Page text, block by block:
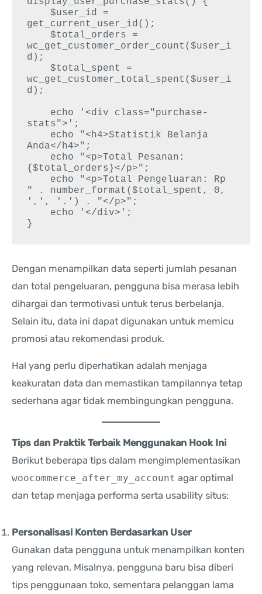
    $user_id =
get_current_user_id();
    $total_orders =
wc_get_customer_order_count($user_i
d);
    $total_spent =
wc_get_customer_total_spent($user_i
d);
stats">';
Anda</h4>";
{$total_orders}</p>";
" . number_format($total_spent, 0,
',', '.') . "</p>";
Dengan menampilkan data seperti jumlah pesanan
dan total pengeluaran, pengguna bisa merasa lebih
dihargai dan termotivasi untuk terus berbelanja.
Selain itu, data ini dapat digunakan untuk memicu
promosi atau rekomendasi produk.
Hal yang perlu diperhatikan adalah menjaga
keakuratan data dan memastikan tampilannya tetap
sederhana agar tidak membingungkan pengguna.
Tips dan Praktik Terbaik Menggunakan Hook Ini
Berikut beberapa tips dalam mengimplementasikan
woocommerce_after_my_account agar optimal
dan tetap menjaga performa serta usability situs:
Personalisasi Konten Berdasarkan User
Gunakan data pengguna untuk menampilkan konten
yang relevan. Misalnya, pengguna baru bisa diberi
tips penggunaan toko, sementara pelanggan lama